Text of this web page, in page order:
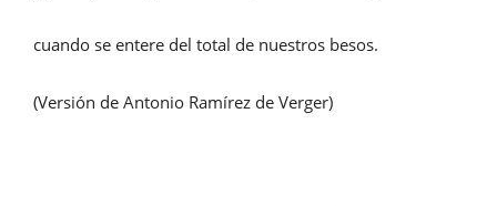
cuando se entere del total de nuestros besos.
(Versión de Antonio Ramírez de Verger)